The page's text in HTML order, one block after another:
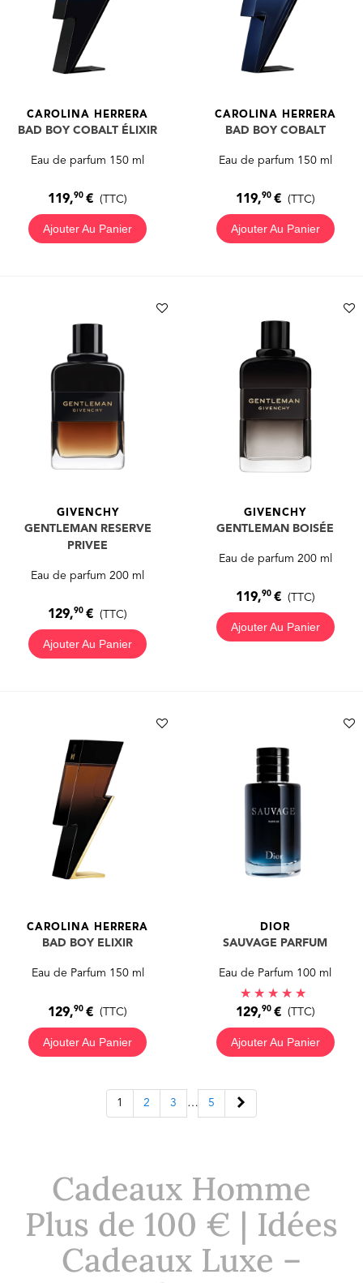
CAROLINA HERRERA
BAD BOY COBALT ÉLIXIR
Eau de parfum 150 ml
119,90€ (TTC)
Ajouter Au Panier
CAROLINA HERRERA
BAD BOY COBALT
Eau de parfum 150 ml
119,90 € (TTC)
Ajouter Au Panier
GIVENCHY
GENTLEMAN RESERVE
PRIVEE
Eau de parfum 200 ml
129,90€ (TTC)
Ajouter Au Panier
GIVENCHY
GENTLEMAN BOISÉE
Eau de parfum 200 ml
119,90 € (TTC)
Ajouter Au Panier
CAROLINA HERRERA
BAD BOY ELIXIR
Eau de Parfum 150 ml
129,90€ (TTC)
Ajouter Au Panier
DIOR
SAUVAGE PARFUM
Eau de Parfum 100 ml
129,90 € (TTC)
Ajouter Au Panier
1 2 3 … 5
Cadeaux Homme
Plus de 100 € | Idées
Cadeaux Luxe –